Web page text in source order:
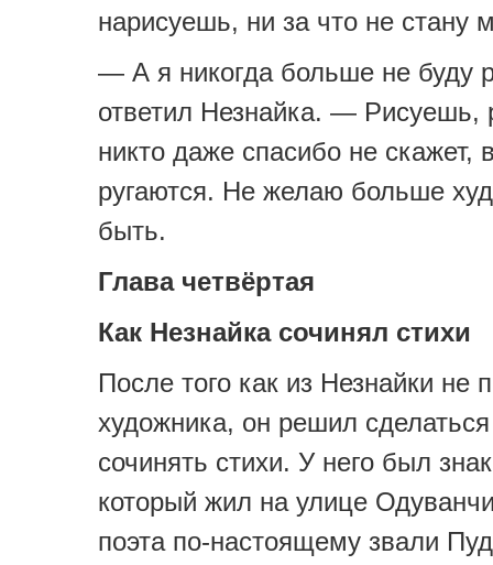
нарисуешь, ни за что не стану
— А я никогда больше не буду
ответил Незнайка. — Рисуешь,
никто даже спасибо не скажет,
ругаются. Не желаю больше
быть.
Глава четвёртая
Как Незнайка сочинял стихи
После того как из Незнайки не
художника, он решил
сочинять стихи. У него был
который жил на улице
поэта по-настоящему звали